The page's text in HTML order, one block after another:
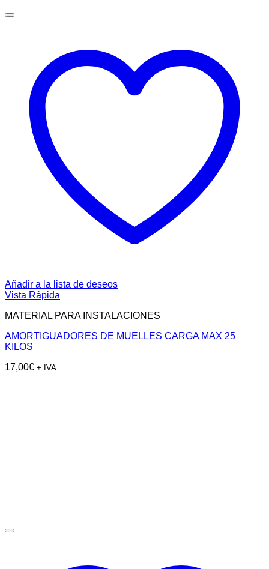
Añadir a la lista de deseos
Vista Rápida
MATERIAL PARA INSTALACIONES
AMORTIGUADORES DE MUELLES CARGA MAX 25
KILOS
17,00€ + IVA